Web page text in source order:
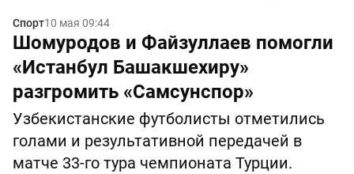
Спорт10 мая 09:44
Шомуродов и Файзуллаев помогли
«Истанбул Башакшехиру»
разгромить «Самсунспор»
Узбекистанские футболисты отметились
голами и результативной передачей в
матче 33-го тура чемпионата Турции.